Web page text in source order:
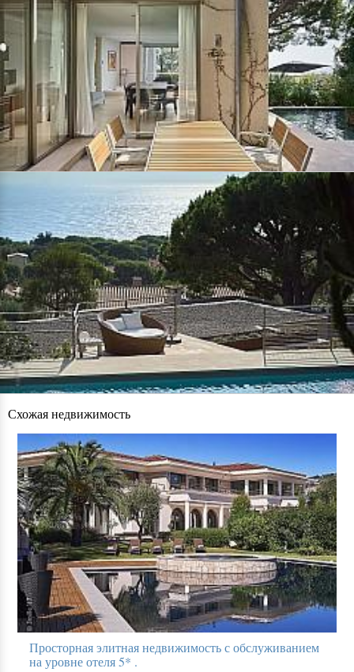
Схожая недвижимость
Просторная элитная недвижимость с обслуживанием
на уровне отеля 5* .